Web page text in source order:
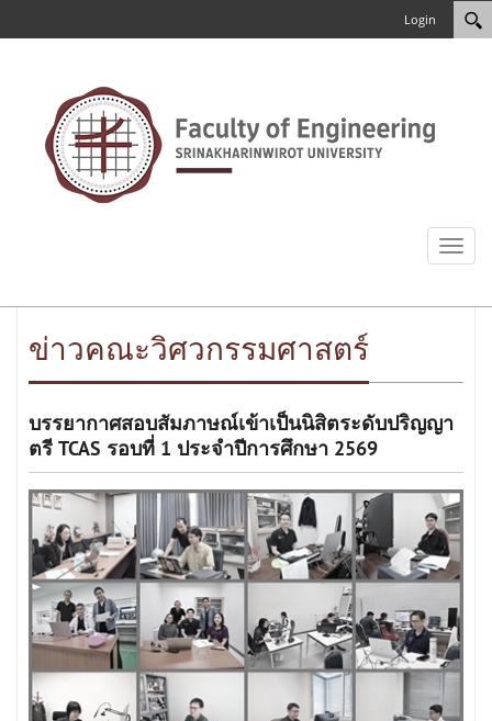
Login
Toggle
ข่าวคณะวิศวกรรมศาสตร์
บรรยากาศสอบสัมภาษณ์เข้าเป็นนิสิตระดับปริญญา
ตรี TCAS รอบที่ 1 ประจำปีการศึกษา 2569